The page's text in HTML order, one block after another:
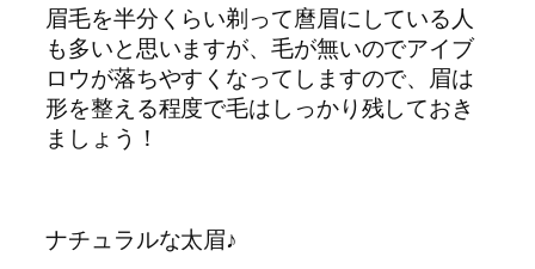
眉毛を半分くらい剃って麿眉にしている人
も多いと思いますが、毛が無いのでアイブ
ロウが落ちやすくなってしますので、眉は
形を整える程度で毛はしっかり残しておき
ましょう！
ナチュラルな太眉♪